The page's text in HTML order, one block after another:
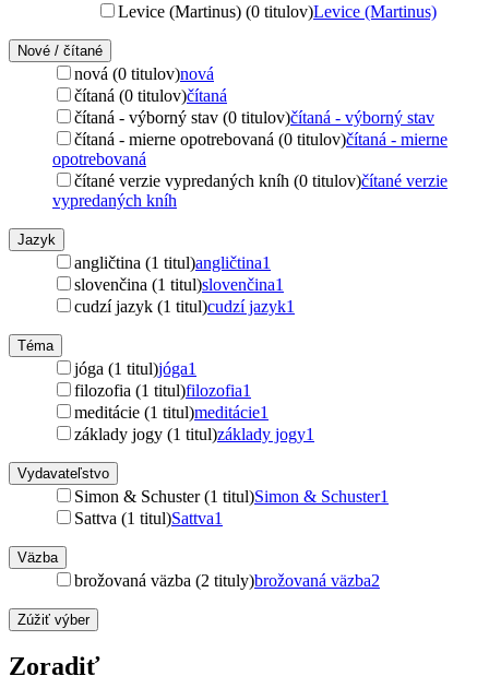
Levice (Martinus) (0 titulov)Levice (Martinus)
Nové / čítané
nová (0 titulov)nová
čítaná (0 titulov)čítaná
čítaná - výborný stav (0 titulov)čítaná - výborný stav
čítaná - mierne opotrebovaná (0 titulov)čítaná - mierne
opotrebovaná
čítané verzie vypredaných kníh (0 titulov)čítané verzie
vypredaných kníh
Jazyk
angličtina (1 titul)angličtina1
slovenčina (1 titul)slovenčina1
cudzí jazyk (1 titul)cudzí jazyk1
Téma
jóga (1 titul)jóga1
filozofia (1 titul)filozofia1
meditácie (1 titul)meditácie1
základy jogy (1 titul)základy jogy1
Vydavateľstvo
Simon & Schuster (1 titul)Simon & Schuster1
Sattva (1 titul)Sattva1
Väzba
brožovaná väzba (2 tituly)brožovaná väzba2
Zúžiť výber
Zoradiť